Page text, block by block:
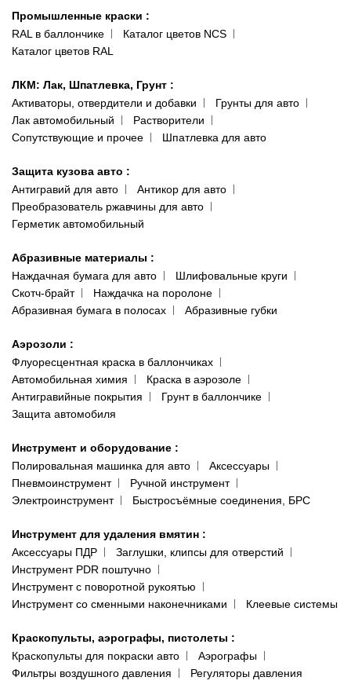
Промышленные краски :
RAL в баллончике
Каталог цветов NCS
Каталог цветов RAL
ЛКМ: Лак, Шпатлевка, Грунт :
Активаторы, отвердители и добавки
Грунты для авто
Лак автомобильный
Растворители
Сопутствующие и прочее
Шпатлевка для авто
Защита кузова авто :
Антигравий для авто
Антикор для авто
Преобразователь ржавчины для авто
Герметик автомобильный
Абразивные материалы :
Наждачная бумага для авто
Шлифовальные круги
Скотч-брайт
Наждачка на поролоне
Абразивная бумага в полосах
Абразивные губки
Аэрозоли :
Флуоресцентная краска в баллончиках
Автомобильная химия
Краска в аэрозоле
Антигравийные покрытия
Грунт в баллончике
Защита автомобиля
Инструмент и оборудование :
Полировальная машинка для авто
Аксессуары
Пневмоинструмент
Ручной инструмент
Электроинструмент
Быстросъёмные соединения, БРС
Инструмент для удаления вмятин :
Аксессуары ПДР
Заглушки, клипсы для отверстий
Инструмент PDR поштучно
Инструмент с поворотной рукоятью
Инструмент со сменными наконечниками
Клеевые системы
Краскопульты, аэрографы, пистолеты :
Краскопульты для покраски авто
Аэрографы
Фильтры воздушного давления
Регуляторы давления